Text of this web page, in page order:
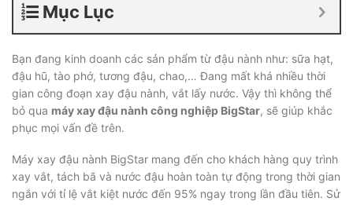
Mục Lục
Bạn đang kinh doanh các sản phẩm từ đậu nành như: sữa hạt,
đậu hũ, tào phớ, tương đậu, chao,… Đang mất khá nhiều thời
gian công đoạn xay đậu nành, vắt lấy nước. Vậy thì không thể
bỏ qua máy xay đậu nành công nghiệp BigStar, sẽ giúp khắc
phục mọi vấn đề trên.
Máy xay đậu nành BigStar mang đến cho khách hàng quy trình
xay vắt, tách bã và nước đậu hoàn toàn tự động trong thời gian
ngắn với tỉ lệ vắt kiệt nước đến 95% ngay trong lần đầu tiên. Sử